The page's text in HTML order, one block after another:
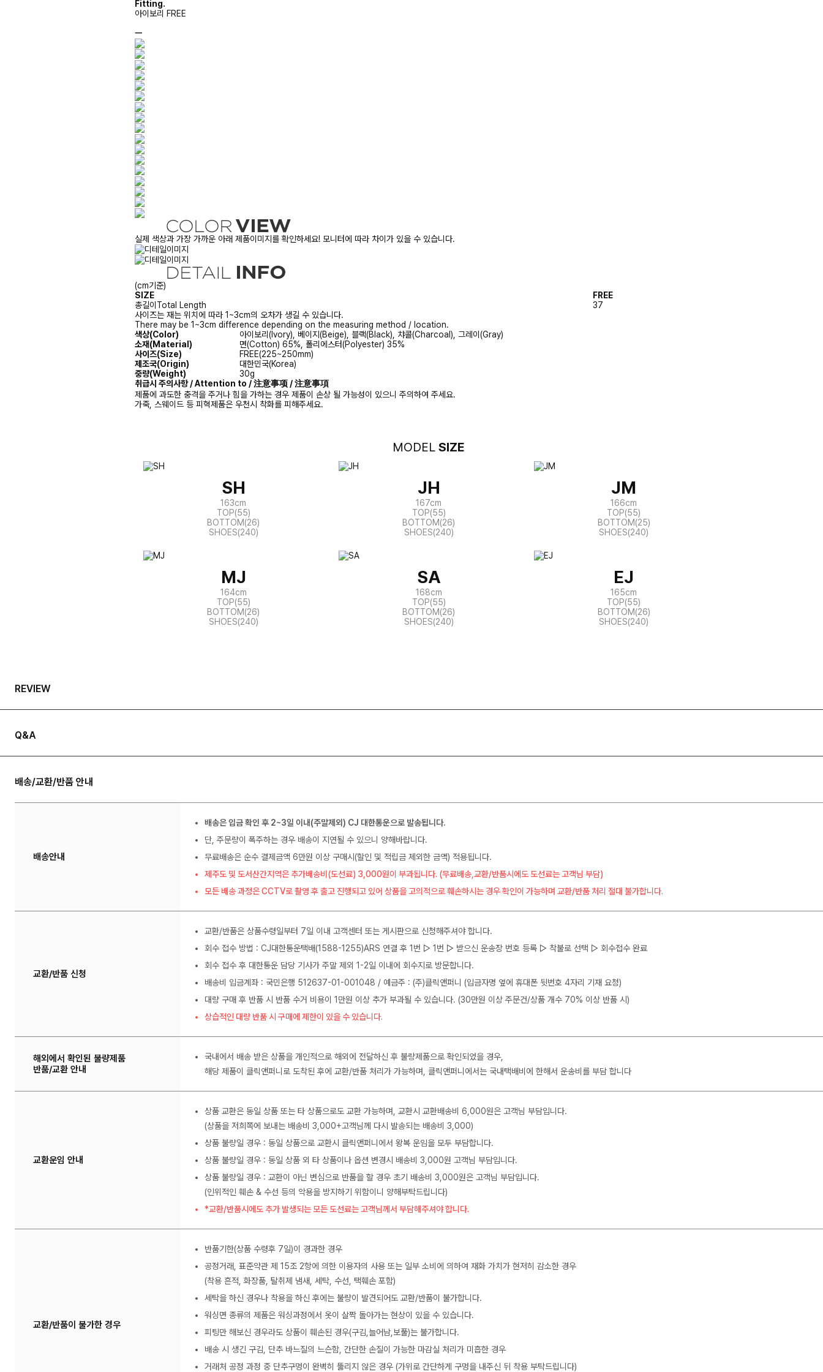
Fitting.
아이보리 FREE
ㅡ
실제 색상과 가장 가까운 아래 제품이미지를 확인하세요! 모니터에 따라 차이가 있을 수 있습니다.
(cm기준)
SIZE
FREE
총길이 Total Length
37
사이즈는 재는 위치에 따라 1~3cm의 오차가 생길 수 있습니다.
There may be 1~3cm difference depending on the measuring method / location.
색상(Color)
아이보리(Ivory), 베이지(Beige), 블랙(Black), 챠콜(Charcoal), 그레이(Gray)
소재(Material)
면(Cotton) 65%, 폴리에스터(Polyester) 35%
사이즈(Size)
FREE(225~250mm)
제조국(Origin)
대한민국(Korea)
중량(Weight)
30g
취급시 주의사항 / Attention to / 注意事项 / 注意事項
제품에 과도한 충격을 주거나 힘을 가하는 경우 제품이 손상 될 가능성이 있으니 주의하여 주세요.
가죽, 스웨이드 등 피혁제품은 우천시 착화를 피해주세요.
MODEL SIZE
SH
163cm
TOP(55)
BOTTOM(26)
SHOES(240)
JH
167cm
TOP(55)
BOTTOM(26)
SHOES(240)
JM
166cm
TOP(55)
BOTTOM(25)
SHOES(240)
MJ
164cm
TOP(55)
BOTTOM(26)
SHOES(240)
SA
168cm
TOP(55)
BOTTOM(26)
SHOES(240)
EJ
165cm
TOP(55)
BOTTOM(26)
SHOES(240)
REVIEW
Q&A
배송/교환/반품 안내
배송안내
배송은 입금 확인 후 2~3일 이내(주말제외) CJ 대한통운으로 발송됩니다.
단, 주문량이 폭주하는 경우 배송이 지연될 수 있으니 양해바랍니다.
무료배송은 순수 결제금액 6만원 이상 구매시(할인 및 적립금 제외한 금액) 적용됩니다.
제주도 및 도서산간지역은 추가배송비(도선료) 3,000원이 부과됩니다. (무료배송,교환/반품시에도 도선료는 고객님 부담)
모든 배송 과정은 CCTV로 촬영 후 출고 진행되고 있어 상품을 고의적으로 훼손하시는 경우 확인이 가능하며 교환/반품 처리 절대 불가합니다.
교환/반품 신청
교환/반품은 상품수령일부터 7일 이내 고객센터 또는 게시판으로 신청해주셔야 합니다.
회수 접수 방법 : CJ대한통운택배(1588-1255)ARS 연결 후 1번 ▷ 1번 ▷ 받으신 운송장 번호 등록 ▷ 착불로 선택 ▷ 회수접수 완료
회수 접수 후 대한통운 담당 기사가 주말 제외 1-2일 이내에 회수지로 방문합니다.
배송비 입금계좌 : 국민은행 512637-01-001048 / 예금주 : (주)클릭앤퍼니 (입금자명 옆에 휴대폰 뒷번호 4자리 기재 요청)
대량 구매 후 반품 시 반품 수거 비용이 1만원 이상 추가 부과될 수 있습니다. (30만원 이상 주문건/상품 개수 70% 이상 반품 시)
상습적인 대량 반품 시 구매에 제한이 있을 수 있습니다.
해외에서 확인된 불량제품
반품/교환 안내
국내에서 배송 받은 상품을 개인적으로 해외에 전달하신 후 불량제품으로 확인되었을 경우,
해당 제품이 클릭앤퍼니로 도착된 후에 교환/반품 처리가 가능하며, 클릭앤퍼니에서는 국내택배비에 한해서 운송비를 부담 합니다
교환운임 안내
상품 교환은 동일 상품 또는 타 상품으로도 교환 가능하며, 교환시 교환배송비 6,000원은 고객님 부담입니다.
(상품을 저희쪽에 보내는 배송비 3,000+고객님께 다시 발송되는 배송비 3,000)
상품 불량일 경우 : 동일 상품으로 교환시 클릭앤퍼니에서 왕복 운임을 모두 부담합니다.
상품 불량일 경우 : 동일 상품 외 타 상품이나 옵션 변경시 배송비 3,000원 고객님 부담입니다.
상품 불량일 경우 : 교환이 아닌 변심으로 반품을 할 경우 초기 배송비 3,000원은 고객님 부담입니다.
(인위적인 훼손 & 수선 등의 악용을 방지하기 위함이니 양해부탁드립니다)
*교환/반품시에도 추가 발생되는 모든 도선료는 고객님께서 부담해주셔야 합니다.
교환/반품이 불가한 경우
반품기한(상품 수령후 7일)이 경과한 경우
공정거래, 표준약관 제 15조 2항에 의한 이용자의 사용 또는 일부 소비에 의하여 재화 가치가 현저히 감소한 경우
(착용 흔적, 화장품, 탈취제 냄새, 세탁, 수선, 택훼손 포함)
세탁을 하신 경우나 착용을 하신 후에는 불량이 발견되어도 교환/반품이 불가합니다.
워싱면 종류의 제품은 워싱과정에서 옷이 살짝 돌아가는 현상이 있을 수 있습니다.
피팅만 해보신 경우라도 상품이 훼손된 경우(구김,늘어남,보풀)는 불가합니다.
배송 시 생긴 구김, 단추 바느질의 느슨함, 간단한 손질이 가능한 마감실 처리가 미흡한 경우
거래처 공정 과정 중 단추구멍이 완벽히 뚫리지 않은 경우 (가위로 간단하게 구멍을 내주신 뒤 착용 부탁드립니다)